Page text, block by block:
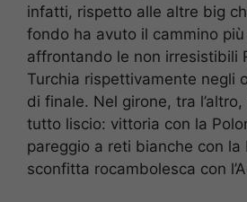
infatti, rispetto alle altre big
fondo ha avuto il cammino più
affrontando le non irresistibili
Turchia rispettivamente negli
di finale. Nel girone, tra
tutto liscio: vittoria con la
pareggio a reti bianche con la
sconfitta rocambolesca con